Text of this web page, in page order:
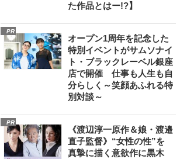
た作品とはー!?】
PR
オープン1周年を記念した
特別イベントがサムソナイ
ト・ブラックレーベル銀座
店で開催 仕事も人生も自
分らしく～笑顔あふれる特
別対談～
PR
《渡辺淳一原作＆娘・渡邉
直子監督》“女性の性”を
真摯に描く意欲作に黒木